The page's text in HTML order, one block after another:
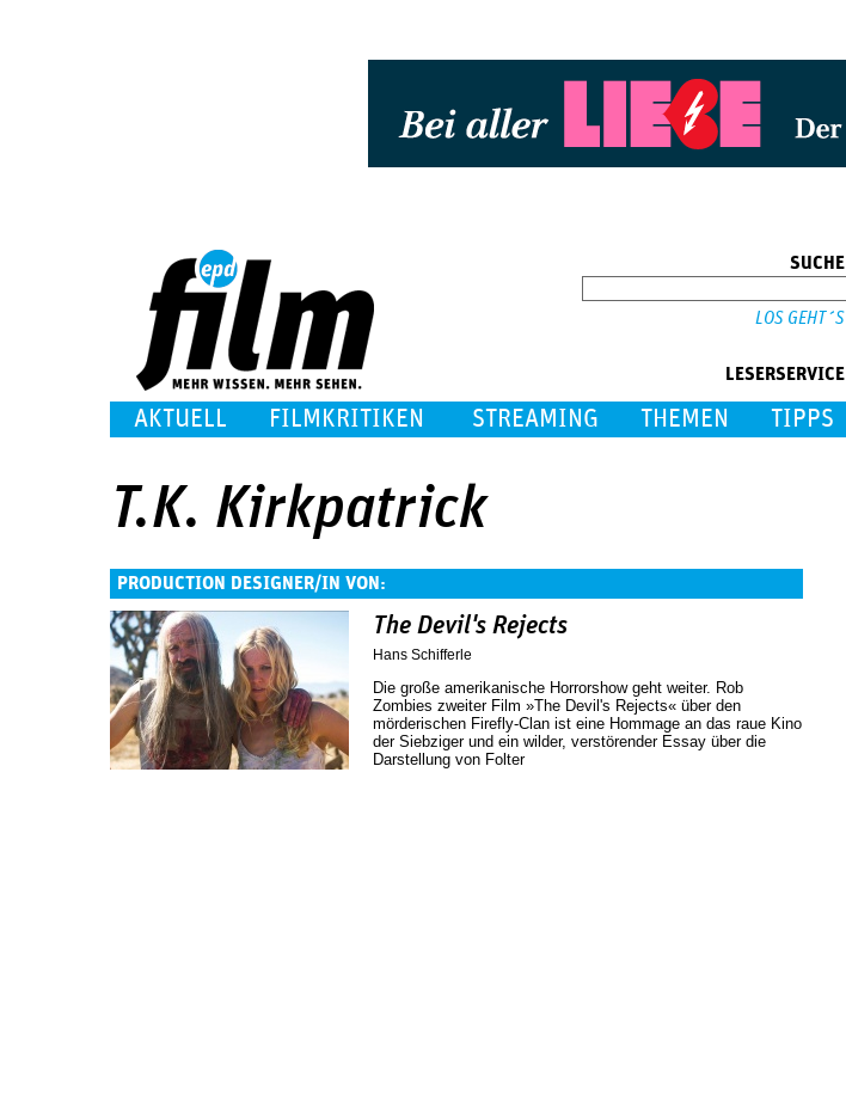
SUCHE
LESERSERVICE
AKTUELL FILMKRITIKEN STREAMING THEMEN TIPPS
T.K. Kirkpatrick
PRODUCTION DESIGNER/IN VON:
The Devil's Rejects
Hans Schifferle
Die große amerikanische Horrorshow geht weiter. Rob
Zombies zweiter Film »The Devil's Rejects« über den
mörderischen Firefly-Clan ist eine Hommage an das raue Kino
der Siebziger und ein wilder, verstörender Essay über die
Darstellung von Folter